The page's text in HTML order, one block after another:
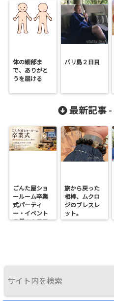
体の細部ま
で、ありがと
うを届ける
バリ島２日目
最新記事 -
ごんた屋ショ
ールーム卒業
式パーティ
ー・イベント
７月１９日日
旅から戻った
相棒、ムクロ
ジのブレスレ
ット。